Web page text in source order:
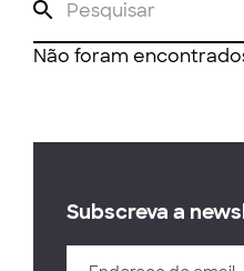
Não foram
Subscreva a